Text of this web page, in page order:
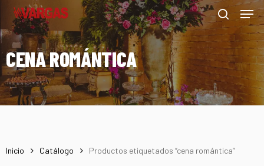
Skip
main
content
search
Menu
CENA ROMÁNTICA
Inicio Catálogo Productos etiquetados “cena romántica”
Close
Filters
Menu